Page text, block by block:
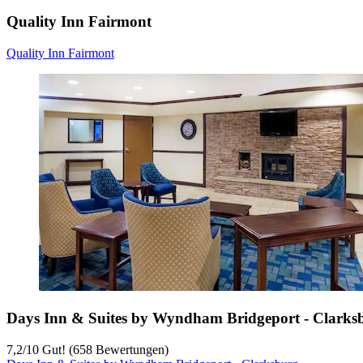
Quality Inn Fairmont
Quality Inn Fairmont
Days Inn & Suites by Wyndham Bridgeport -
7,2/10 Gut! (658 Bewertungen)